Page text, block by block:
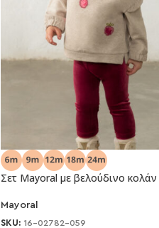
NEO
Σετ Mayoral με βελούδινο κολάν
Mayoral
SKU: 16-02782-059